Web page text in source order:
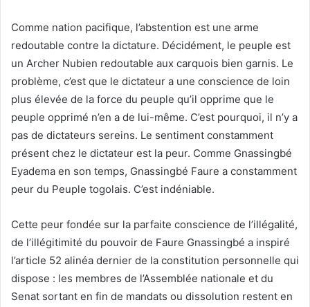
Comme nation pacifique, l’abstention est une arme
redoutable contre la dictature. Décidément, le peuple est
un Archer Nubien redoutable aux carquois bien garnis. Le
problème, c’est que le dictateur a une conscience de loin
plus élevée de la force du peuple qu’il opprime que le
peuple opprimé n’en a de lui-même. C’est pourquoi, il n’y a
pas de dictateurs sereins. Le sentiment constamment
présent chez le dictateur est la peur. Comme Gnassingbé
Eyadema en son temps, Gnassingbé Faure a constamment
peur du Peuple togolais. C’est indéniable.
Cette peur fondée sur la parfaite conscience de l’illégalité,
de l’illégitimité du pouvoir de Faure Gnassingbé a inspiré
l’article 52 alinéa dernier de la constitution personnelle qui
dispose : les membres de l’Assemblée nationale et du
Senat sortant en fin de mandats ou dissolution restent en